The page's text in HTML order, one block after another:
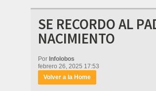
SE RECORDO AL
NACIMIENTO
Por Infolobos
febrero 26, 2025 17:53
Volver a la Home